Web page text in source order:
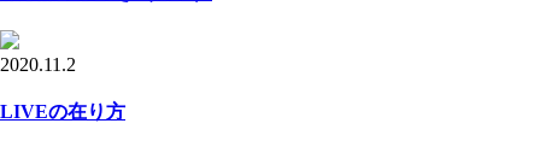
2020.11.2
LIVEの在り方